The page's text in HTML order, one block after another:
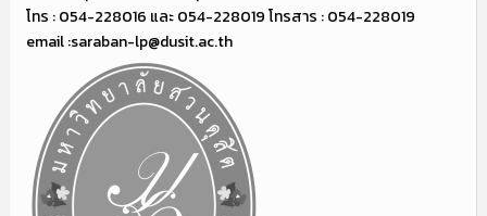
โทร : 054-228016 และ 054-228019 โทรสาร : 054-228019
email :saraban-lp@dusit.ac.th